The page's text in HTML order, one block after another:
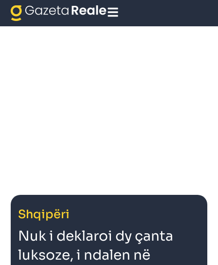
Shqipëri
Nuk i deklaroi dy çanta
luksoze, i ndalen në